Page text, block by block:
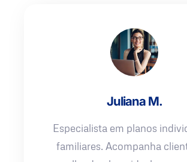
Juliana M.
Especialista em planos
familiares. Acompanha